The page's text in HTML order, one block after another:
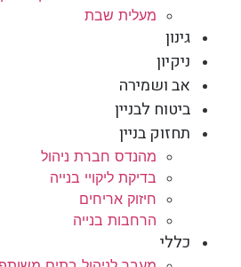
מעלית שבת
גינון
ניקיון
אב ושמירה
ביטוח לבניין
תחזוק בניין
מהנדס חברת ניהול
בדיקת ליקויי בנייה
חיזוק אריחים
הרחבות בנייה
כללי